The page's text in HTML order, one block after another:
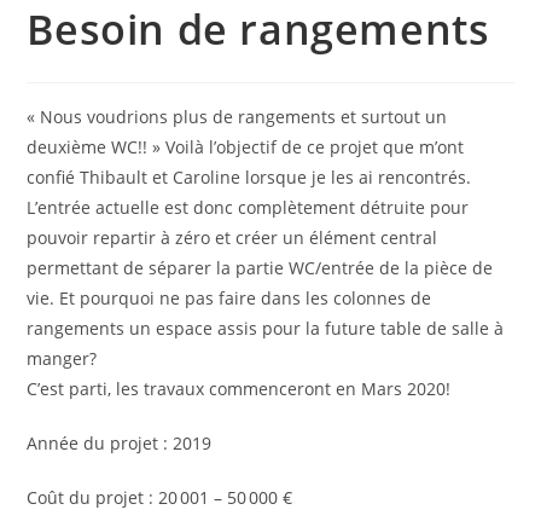
Besoin de rangements
« Nous voudrions plus de rangements et surtout un
deuxième WC!! » Voilà l’objectif de ce projet que m’ont
confié Thibault et Caroline lorsque je les ai rencontrés.
L’entrée actuelle est donc complètement détruite pour
pouvoir repartir à zéro et créer un élément central
permettant de séparer la partie WC/entrée de la pièce de
vie. Et pourquoi ne pas faire dans les colonnes de
rangements un espace assis pour la future table de salle à
manger?
C’est parti, les travaux commenceront en Mars 2020!
Année du projet : 2019
Coût du projet : 20 001 – 50 000 €